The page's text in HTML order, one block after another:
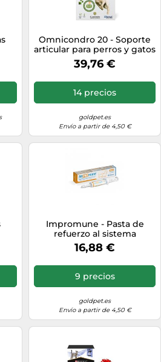
Omnicondro 20 - Soporte
articular para perros y gatos
- Cantidad: 60 comprimidos
39,76 €
14 precios
goldpet.es
Envío a partir de 4,50 €
Impromune - Pasta de
refuerzo al sistema
inmunológico para perros y
gatos - Bioiberica -
Cantidad: 30 ml
16,88 €
9 precios
goldpet.es
Envío a partir de 4,50 €